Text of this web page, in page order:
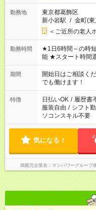
勤務地
東京都葛飾区
新小岩駅 / 金町(
＜ご近所の老人
勤務時間
★1日6時間～の時短シフトOK ★もちろ
能 ★スタート時間
20:00 など 残業なし！ ※Wワークの場合、他のお仕
週40時間超の就業
間以上勤務は社会
（日雇い派遣の原
案内が難しい場合
期間
開始日はご相談
でも働けます！
特徴 日払いOK / 履歴書
服装自由 / シフト
ソコンスキル不要
気になる！
掲載元企業名 マンパワーグループ